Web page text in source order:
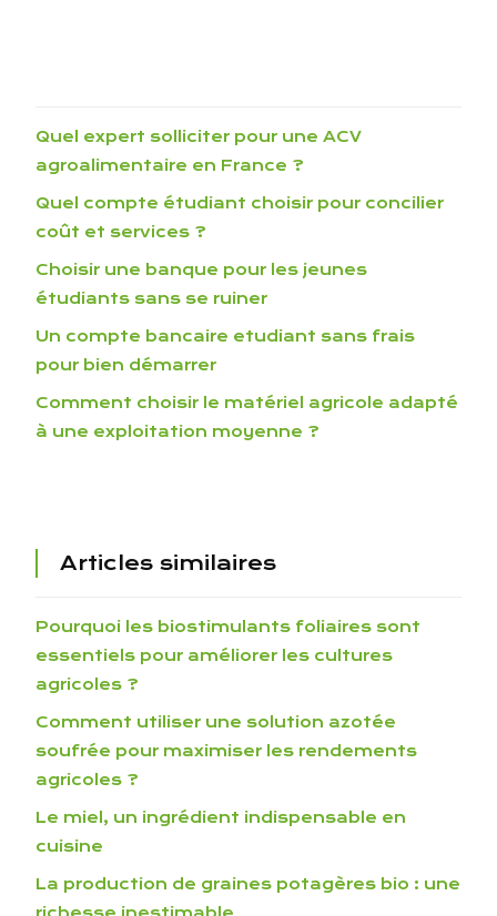
Quel expert solliciter pour une ACV
agroalimentaire en France ?
Quel compte étudiant choisir pour concilier
coût et services ?
Choisir une banque pour les jeunes
étudiants sans se ruiner
Un compte bancaire etudiant sans frais
pour bien démarrer
Comment choisir le matériel agricole adapté
à une exploitation moyenne ?
Articles similaires
Pourquoi les biostimulants foliaires sont
essentiels pour améliorer les cultures
agricoles ?
Comment utiliser une solution azotée
soufrée pour maximiser les rendements
agricoles ?
Le miel, un ingrédient indispensable en
cuisine
La production de graines potagères bio : une